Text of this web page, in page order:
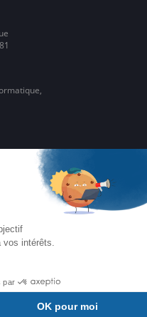
en ligne,